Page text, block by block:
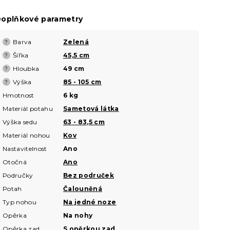
parametry
? Barva Zelená
? Šířka 45,5 cm
? Hloubka 49 cm
? Výška
85 - 105 cm
Hmotnost
6 kg
Materiál potahu
Sametová látka
Výška sedu
63 - 83,5 cm
Materiál nohou
Kov
Nastavitelnost
Ano
Otočná
Ano
Područky
Bez područek
Potah
Čalouněná
Typ nohou
Na jedné noze
Opěrka
Na nohy